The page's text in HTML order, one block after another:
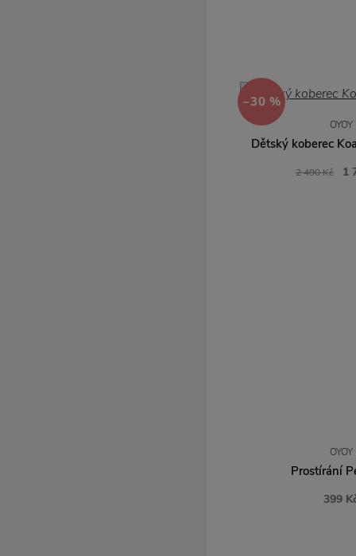
−30 %
OYOY
Dětský koberec
2 490 Kč 1
OYOY
Prostírání
399